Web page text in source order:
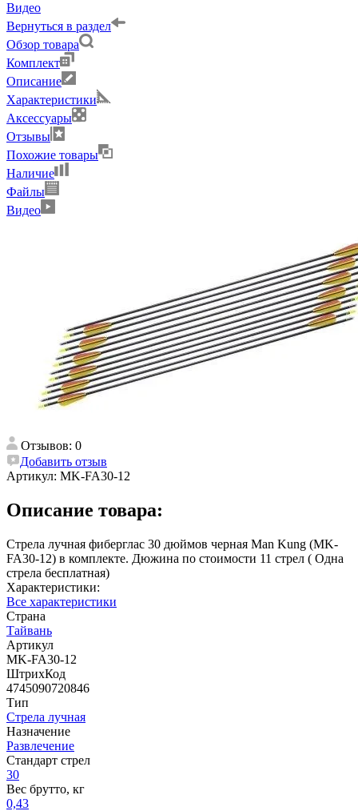
Видео
Вернуться в раздел
Обзор товара
Комплект
Описание
Характеристики
Аксессуары
Отзывы
Похожие товары
Наличие
Файлы
Видео
Отзывов: 0
Добавить отзыв
Артикул: MK-FA30-12
Описание товара:
Стрела лучная фиберглас 30 дюймов черная Man Kung (MK-
FA30-12) в комплекте. Дюжина по стоимости 11 стрел ( Одна
стрела бесплатная)
Характеристики:
Все характеристики
Страна
Тайвань
Артикул
MK-FA30-12
ШтрихКод
4745090720846
Тип
Стрела лучная
Назначение
Развлечение
Стандарт стрел
30
Вес брутто, кг
0,43